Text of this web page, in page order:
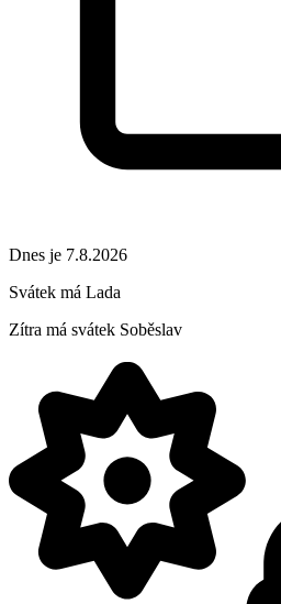
Dnes je 7.8.2026
Svátek má Lada
Zítra má svátek Soběslav